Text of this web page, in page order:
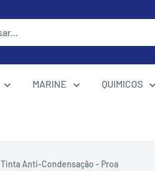
MARINE QUIMICOS
Tinta Anti-Condensação - Proa